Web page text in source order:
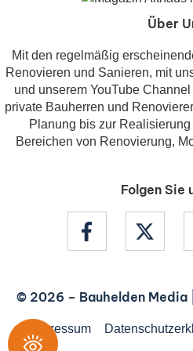
Über
Mit den regelmäßig
Renovieren und Sanieren, mit
und unserem YouTube
private Bauherren und
Planung bis zur
Bereichen von Renovierung,
Folgen Sie
© 2026 – Bauhelden Media|
Impressum